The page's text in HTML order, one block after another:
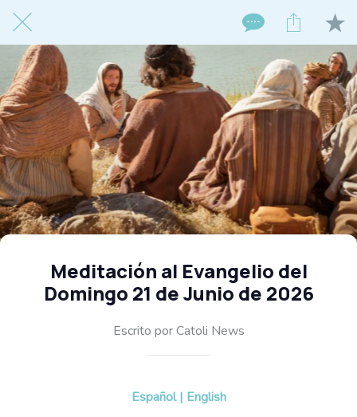
Meditación al Evangelio del
Domingo 21 de Junio de 2026
Escrito por Catoli News
Español | English